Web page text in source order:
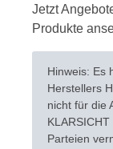
Jetzt
Produkte
Hinweis: Es
Herstellers
nicht für die
Parteien